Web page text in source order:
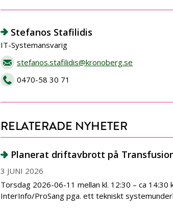
Stefanos Stafilidis
IT-Systemansvarig
stefanos.stafilidis@kronoberg.se
0470-58 30 71
RELATERADE NYHETER
Planerat driftavbrott på
3 JUNI 2026
Torsdag 2026-06-11 mellan kl. 12:30 – ca
InterInfo/ProSang pga. ett tekniskt